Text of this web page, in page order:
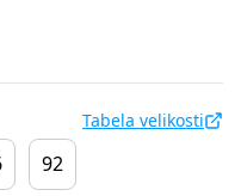
Tabela velikosti
92